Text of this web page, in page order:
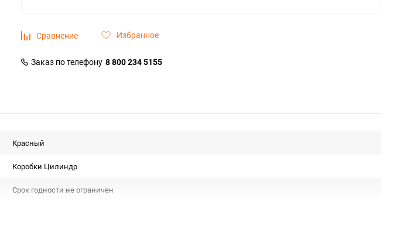
Сравнение Избранное
Заказ по телефону 8 800 234 5155
Красный
Коробки Цилиндр
Срок годности не ограничен